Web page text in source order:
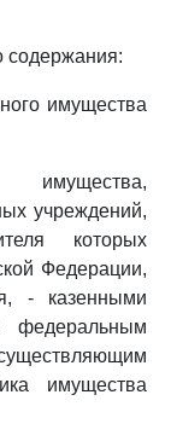
содержания:
имущества
имущества,
учреждений,
которых
Федерации,
- казенными
федеральным
имущества